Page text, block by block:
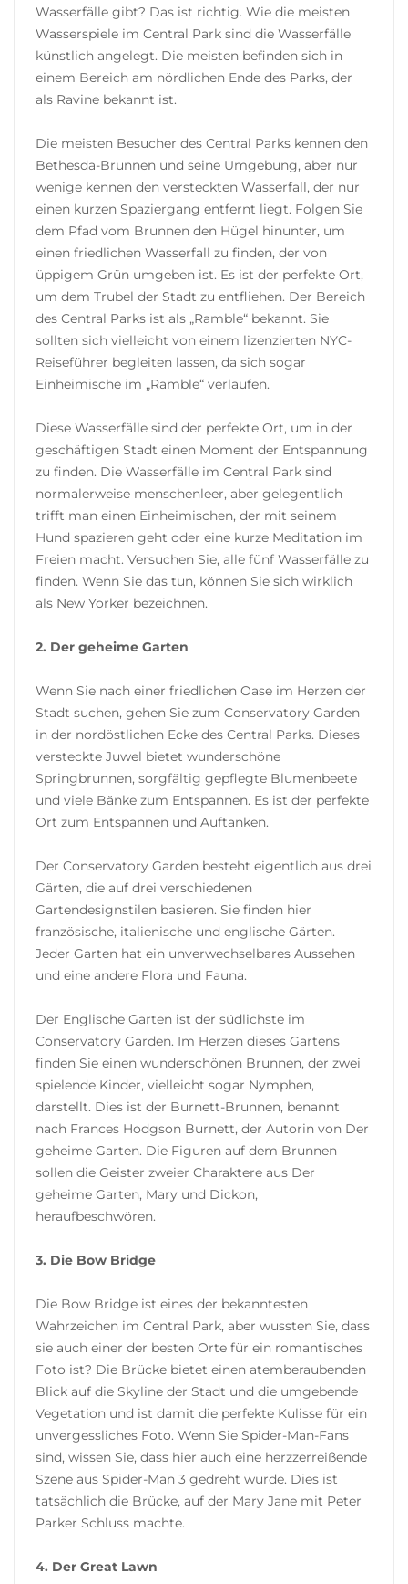
Wasserfälle gibt? Das ist richtig. Wie die meisten
Wasserspiele im Central Park sind die Wasserfälle
künstlich angelegt. Die meisten befinden sich in
einem Bereich am nördlichen Ende des Parks, der
als Ravine bekannt ist.
Die meisten Besucher des Central Parks kennen den
Bethesda-Brunnen und seine Umgebung, aber nur
wenige kennen den versteckten Wasserfall, der nur
einen kurzen Spaziergang entfernt liegt. Folgen Sie
dem Pfad vom Brunnen den Hügel hinunter, um
einen friedlichen Wasserfall zu finden, der von
üppigem Grün umgeben ist. Es ist der perfekte Ort,
um dem Trubel der Stadt zu entfliehen. Der Bereich
des Central Parks ist als „Ramble“ bekannt. Sie
sollten sich vielleicht von einem lizenzierten NYC-
Reiseführer begleiten lassen, da sich sogar
Einheimische im „Ramble“ verlaufen.
Diese Wasserfälle sind der perfekte Ort, um in der
geschäftigen Stadt einen Moment der Entspannung
zu finden. Die Wasserfälle im Central Park sind
normalerweise menschenleer, aber gelegentlich
trifft man einen Einheimischen, der mit seinem
Hund spazieren geht oder eine kurze Meditation im
Freien macht. Versuchen Sie, alle fünf Wasserfälle zu
finden. Wenn Sie das tun, können Sie sich wirklich
als New Yorker bezeichnen.
2. Der geheime Garten
Wenn Sie nach einer friedlichen Oase im Herzen der
Stadt suchen, gehen Sie zum Conservatory Garden
in der nordöstlichen Ecke des Central Parks. Dieses
versteckte Juwel bietet wunderschöne
Springbrunnen, sorgfältig gepflegte Blumenbeete
und viele Bänke zum Entspannen. Es ist der perfekte
Ort zum Entspannen und Auftanken.
Der Conservatory Garden besteht eigentlich aus drei
Gärten, die auf drei verschiedenen
Gartendesignstilen basieren. Sie finden hier
französische, italienische und englische Gärten.
Jeder Garten hat ein unverwechselbares Aussehen
und eine andere Flora und Fauna.
Der Englische Garten ist der südlichste im
Conservatory Garden. Im Herzen dieses Gartens
finden Sie einen wunderschönen Brunnen, der zwei
spielende Kinder, vielleicht sogar Nymphen,
darstellt. Dies ist der Burnett-Brunnen, benannt
nach Frances Hodgson Burnett, der Autorin von Der
geheime Garten. Die Figuren auf dem Brunnen
sollen die Geister zweier Charaktere aus Der
geheime Garten, Mary und Dickon,
heraufbeschwören.
3. Die Bow Bridge
Die Bow Bridge ist eines der bekanntesten
Wahrzeichen im Central Park, aber wussten Sie, dass
sie auch einer der besten Orte für ein romantisches
Foto ist? Die Brücke bietet einen atemberaubenden
Blick auf die Skyline der Stadt und die umgebende
Vegetation und ist damit die perfekte Kulisse für ein
unvergessliches Foto. Wenn Sie Spider-Man-Fans
sind, wissen Sie, dass hier auch eine herzzerreißende
Szene aus Spider-Man 3 gedreht wurde. Dies ist
tatsächlich die Brücke, auf der Mary Jane mit Peter
Parker Schluss machte.
4. Der Great Lawn